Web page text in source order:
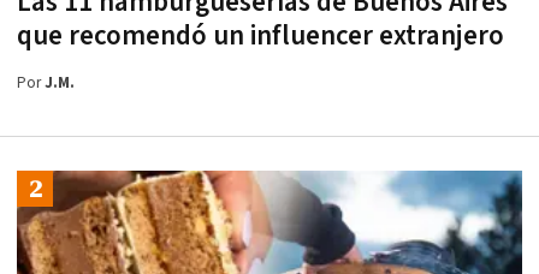
que recomendó un influencer extranjero
PorJ.M.